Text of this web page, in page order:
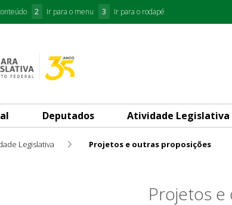
2 Ir para o menu 3 Ir para o rodapé
Deputados Atividade Legislativa
Legislativa Projetos e outras proposições
Projetos e